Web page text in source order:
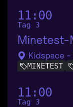
11:00
Tag 3
Minetest-
Kidspace
MINETEST
11:00
Tag 3